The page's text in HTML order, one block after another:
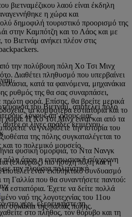
βιετναμέζικου λαού είναι έκδηλη
η χώρα και
δημοφιλή τουριστικό προορισμό της
στην Καμπότζη και το Λάος και με
το Βιετνάμ ανήκει πλέον στις
την πολύβουη πόλη Χο Τσι Μινχ
Διαθέτει πληθυσμό που υπερβαίνει
κατά τα φαινόμενα, μηχανάκια
ρυθμός της θα σας συναρπάσει,
πρώτη φορά. Επίσης, θα βρείτε μερικά
τα κομψότερα εστιατόρια και το
χώρα. Η Χο Τσι Μινχ είναι και από τα
να γνωρίσετε την ιστορία του
της πόλης συγκαταλέγεται το
το πολεμικό μουσείο.
(ελαφρώς) πιο ήσυχη πόλη και η
έναν εκπληκτικό συνδυασμό
Γαλλία που θα συναντήσετε παντού:
εστιατόρια. Έχετε να δείτε πολλά
ναό της λογοτεχνίας του 11ου
σοκάκια της παλιάς πόλης.
του Βιετνάμ, αποτελεί πόλο
λόγους απ' όσους μας
οι λίγες αράδες κειμένου.
φυσική ομορφιά, το Ντα Νανγκ
πόλη όπου η εντυπωσιακή σύγχρονη
με την πλούσια πολιτιστική
στο χέρι, εξερευνήστε τη
στο πλήθος, τον θόρυβο και τη